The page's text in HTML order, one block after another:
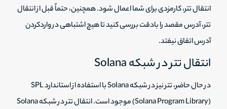
انتقال تتر، کارمزدی برای شما اعمال شود. همچنین، حتماً قبل از انتقال
تتر، آدرس مقصد را بادقت بررسی کنید تا هیچ اشتباهی در واردکردن
آدرس اتفاق نیفتد.
انتقال تتر در شبکه Solana
در حال حاضر، تتر نیز در شبکه Solana با استفاده از استاندارد SPL
(Solana Program Library) موجود است. انتقال تتر در شبکه Solana